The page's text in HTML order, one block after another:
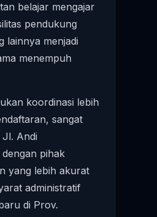
belajar mengajar
pendukung
lainnya menjadi
menempuh
koordinasi lebih
sangat
Andi
pihak
yang lebih akurat
administratif
di Prov.